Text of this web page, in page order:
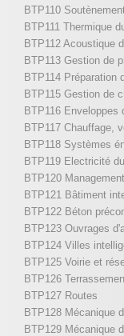
BTP110
BTP111 Thermique
BTP112 Acoustique
BTP113 Gestion de
BTP114 Préparation
BTP115 Gestion de
BTP116 Enveloppes
BTP117 Chauffage,
BTP118 Systèmes
BTP119 Electricité
BTP120
BTP121 Bâtiment
BTP122 Béton
BTP123 Ouvrages
BTP124 Villes
BTP125 Voirie et
BTP126
BTP127 Routes
BTP128 Mécanique
BTP129 Mécanique